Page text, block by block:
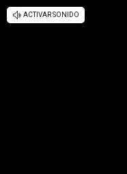
ACTIVAR SONIDO